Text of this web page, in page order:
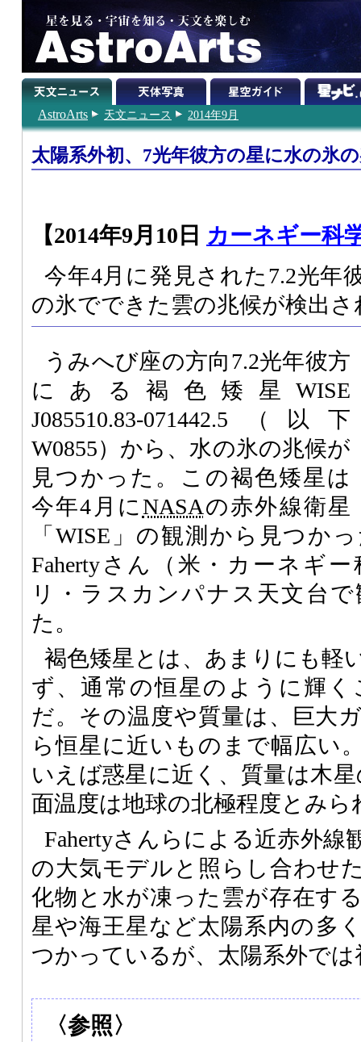
AstroArts 天文ニュース 2014年9月
太陽系外初、7光年彼方の星に水の氷
【2014年9月10日 カーネギー科
今年4月に発見された7.2光年
の氷でできた雲の兆候が検出さ
うみへび座の方向7.2光年彼方
にある褐色矮星WISE
J085510.83-071442.5（以下
W0855）から、水の氷の兆候が
見つかった。この褐色矮星は
今年4月にNASAの赤外線衛星
「WISE」の観測から見つか
Fahertyさん（米・カーネギ
リ・ラスカンパナス天文台
た。
褐色矮星とは、あまりにも軽
ず、通常の恒星のように輝
だ。その温度や質量は、巨大
ら恒星に近いものまで幅広い
いえば惑星に近く、質量は木
面温度は地球の北極程度とみら
Fahertyさんらによる近赤外線
の大気モデルと照らし合わせ
化物と水が凍った雲が存在す
星や海王星など太陽系内の多
つかっているが、太陽系外で
〈参照〉